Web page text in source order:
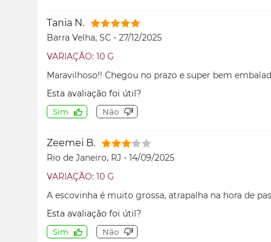
Tania N.
Barra Velha, SC - 27/12/2025
VARIAÇÃO: 10 G
Maravilhoso!! Chegou no prazo e super bem
Esta avaliação foi útil?
Sim Não
Zeemei B.
Rio de Janeiro, RJ - 14/09/2025
VARIAÇÃO: 10 G
A escovinha é muito grossa, atrapalha na hora de
Esta avaliação foi útil?
Sim Não